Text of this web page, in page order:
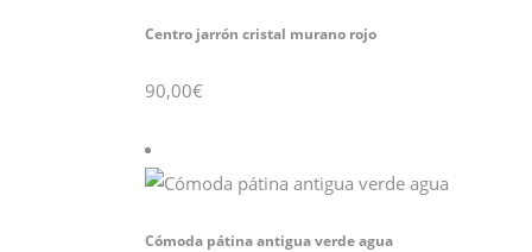
Centro jarrón cristal murano rojo
90,00€
Cómoda pátina antigua verde agua